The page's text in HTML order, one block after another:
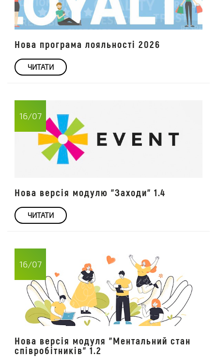
Нова програма лояльності 2026
ЧИТАТИ
16/07
Нова версія модулю "Заходи" 1.4
ЧИТАТИ
16/07
Нова версія модуля "Ментальний стан
співробітників" 1.2